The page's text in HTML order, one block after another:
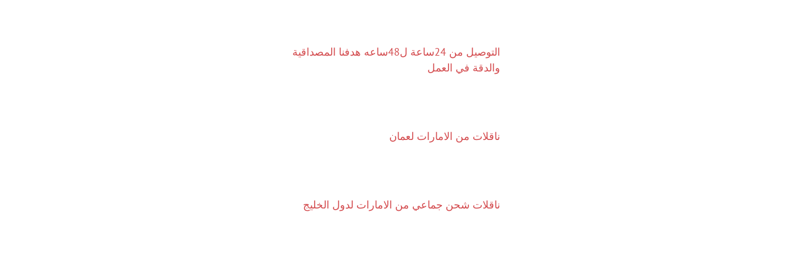
التوصيل من 24ساعة ل48ساعه هدفنا المصداقية
والدقة في العمل
ناقلات من الامارات لعمان
ناقلات شحن جماعي من الامارات لدول الخليج